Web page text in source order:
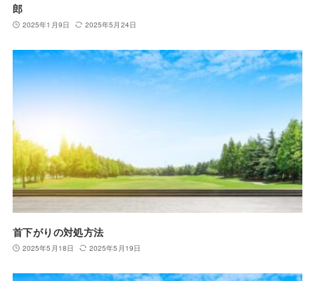
郎
2025年1月9日 2025年5月24日
首下がりの対処方法
2025年5月18日 2025年5月19日